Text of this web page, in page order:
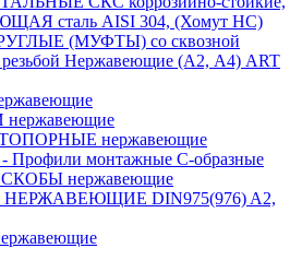
сталь AISI 304, (Хомут НС)
(МУФТЫ) со сквозной
резьбой Нержавеющие (А2, А4) ART
нержавеющие
монтажные С-образные
нержавеющие
DIN975(976) A2,